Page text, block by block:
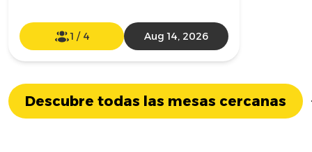
1 / 4 Aug 14, 2026
Descubre todas las mesas cercanas